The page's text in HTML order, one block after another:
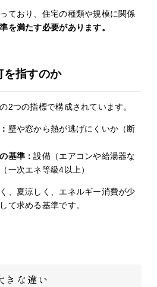
ており、住宅の種類や規模に関係
を満たす必要があります。
を指すのか
2つの指標で構成されています。
壁や窓から熱が逃げにくいか（断
基準：設備（エアコンや給湯器な
一次エネ等級4以上）
、夏涼しく、エネルギー消費が少
て求める基準です。
きな違い